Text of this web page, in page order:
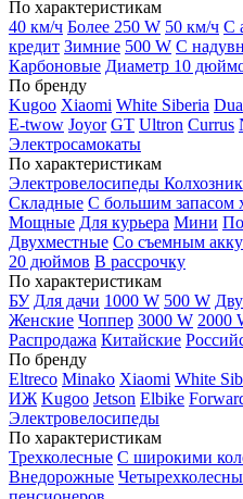
По характеристикам
40 км/ч Более 250 W 50 км/ч С
кредит Зимние 500 W С
Карбоновые Диаметр 10
По бренду
Kugoo Xiaomi White Siberia
E-twow Joyor GT Ultron Currus
Электросамокаты
По характеристикам
Электровелосипеды Колхозник
Складные С большим запасом
Мощные Для курьера Мини
Двухместные Со съемным
20 дюймов В рассрочку
По характеристикам
БУ Для дачи 1000 W 500 W
Женские Чоппер 3000 W 2000
Распродажа Китайские
По бренду
Eltreco Minako Xiaomi White
ИЖ Kugoo Jetson Elbike
Электровелосипеды
По характеристикам
Трехколесные С широкими
Внедорожные